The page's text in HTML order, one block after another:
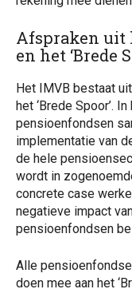
Afspraken uit
en het ‘Brede
Het IMVB bestaat
het ‘Brede Spoor’.
pensioenfondsen
implementatie van
de hele
wordt in
concrete case
negatieve impact
pensioenfondsen
Alle
doen mee aan het